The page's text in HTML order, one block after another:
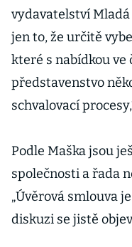
vydavatelství Mladá
jen to, že určitě
které s nabídkou
představenstvo
schvalovací
Podle Maška jsou
společnosti a řada
„Úvěrová smlouva
diskuzi se jistě